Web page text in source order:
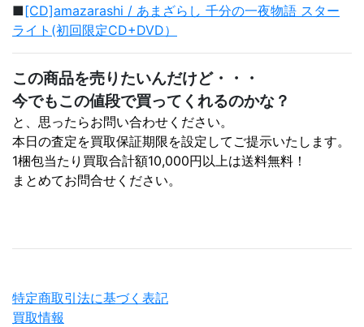
■[CD]amazarashi / あまざらし 千分の一夜物語 スター
ライト(初回限定CD+DVD）
この商品を売りたいんだけど・・・
今でもこの値段で買ってくれるのかな？
と、思ったらお問い合わせください。
本日の査定を買取保証期限を設定してご提示いたします。
1梱包当たり買取合計額10,000円以上は送料無料！
まとめてお問合せください。
特定商取引法に基づく表記
買取情報